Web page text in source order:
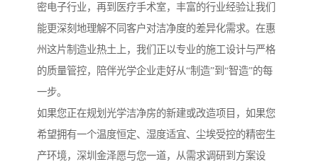
密电子行业，再到医疗手术室，丰富的行业经验让我们
能更深刻地理解不同客户对洁净度的差异化需求。在惠
州这片制造业热土上，我们正以专业的施工设计与严格
的质量管控，陪伴光学企业走好从“制造”到“智造”的每
一步。
如果您正在规划光学洁净房的新建或改造项目，如果您
希望拥有一个温度恒定、湿度适宜、尘埃受控的精密生
产环境，深圳金泽愿与您一道，从需求调研到方案设